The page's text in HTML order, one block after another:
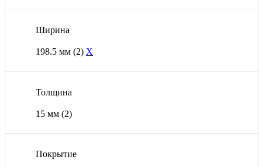
Ширина
198.5 мм (2) X
Толщина
15 мм (2)
Покрытие